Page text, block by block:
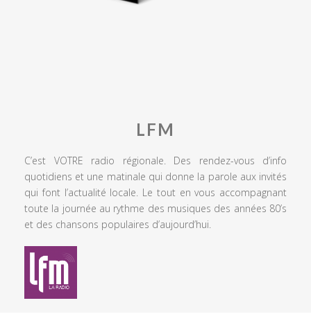
LFM
C’est VOTRE radio régionale. Des rendez-vous d’info
quotidiens et une matinale qui donne la parole aux invités
qui font l’actualité locale. Le tout en vous accompagnant
toute la journée au rythme des musiques des années 80’s
et des chansons populaires d’aujourd’hui.